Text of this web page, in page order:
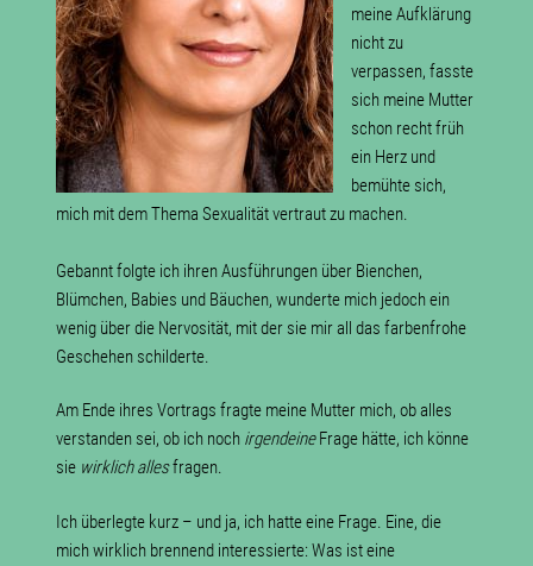
meine Aufklärung
nicht zu
verpassen, fasste
sich meine Mutter
schon recht früh
ein Herz und
bemühte sich,
mich mit dem Thema Sexualität vertraut zu machen.
Gebannt folgte ich ihren Ausführungen über Bienchen,
Blümchen, Babies und Bäuchen, wunderte mich jedoch ein
wenig über die Nervosität, mit der sie mir all das farbenfrohe
Geschehen schilderte.
Am Ende ihres Vortrags fragte meine Mutter mich, ob alles
verstanden sei, ob ich noch irgendeineFrage hätte, ich könne
sie wirklich allesfragen.
Ich überlegte kurz – und ja, ich hatte eine Frage. Eine, die
mich wirklich brennend interessierte: Was ist eine